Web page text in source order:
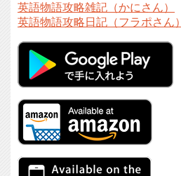
英語物語攻略雑記（かにさん）
英語物語攻略日記（フラポさん）